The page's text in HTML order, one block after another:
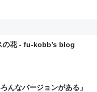
の花 - fu-kobb’s blog
んなバージョンがある」